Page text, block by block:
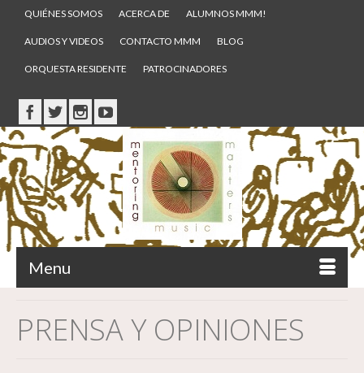
QUIÉNES SOMOS ACERCA DE ALUMNOS MMM!
AUDIOS Y VIDEOS CONTACTO MMM BLOG
ORQUESTA RESIDENTE PATROCINADORES
Menu
PRENSA Y OPINIONES